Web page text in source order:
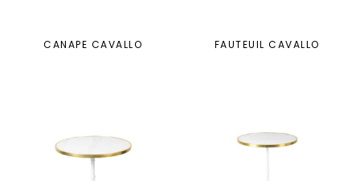
CANAPE CAVALLO FAUTEUIL CAVALLO